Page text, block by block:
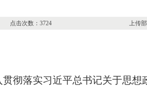
点击次数：3724 上传部门
贯彻落实习近平总书记关于思